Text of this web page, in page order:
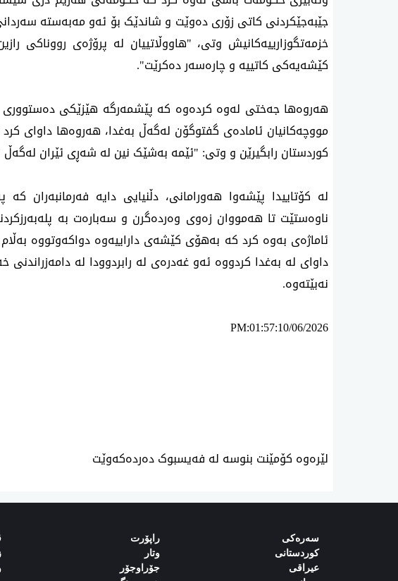
کێشەیەکی کاتییە و چارەسەر دەکرێت".
کوردستان رابگیرێن و وتی: "ئێمە بەشێک نین لە شەڕی ئێران لەگەڵ
نەبێتەوە.
PM:01:57:10/06/2026
لێرەوە کۆمێنت بنوسە لە فەیسبوک دەردەکەوێت
سەرەکی
کوردستانی
‌‌عیراقی‌
راپۆرت
وتار
جۆراوجۆر